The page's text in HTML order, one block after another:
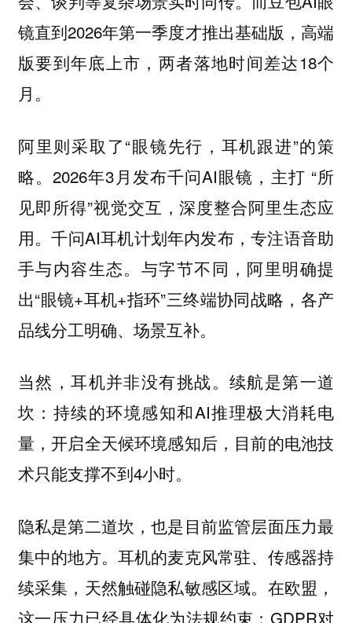
镜直到2026年第一季度才推出基础版，高端
版要到年底上市，两者落地时间差达18个
月。
阿里则采取了“眼镜先行，耳机跟进”的策
略。2026年3月发布千问AI眼镜，主打 “所
见即所得”视觉交互，深度整合阿里生态应
用。千问AI耳机计划年内发布，专注语音助
手与内容生态。与字节不同，阿里明确提
出“眼镜+耳机+指环”三终端协同战略，各产
品线分工明确、场景互补。
当然，耳机并非没有挑战。续航是第一道
坎：持续的环境感知和AI推理极大消耗电
量，开启全天候环境感知后，目前的电池技
术只能支撑不到4小时。
隐私是第二道坎，也是目前监管层面压力最
集中的地方。耳机的麦克风常驻、传感器持
续采集，天然触碰隐私敏感区域。在欧盟，
这一压力已经具体化为法规约束：GDPR对